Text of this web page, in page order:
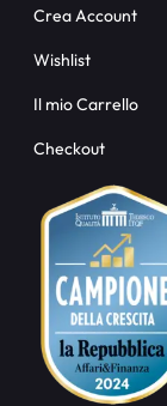
Crea Account
Wishlist
Il mio Carrello
Checkout